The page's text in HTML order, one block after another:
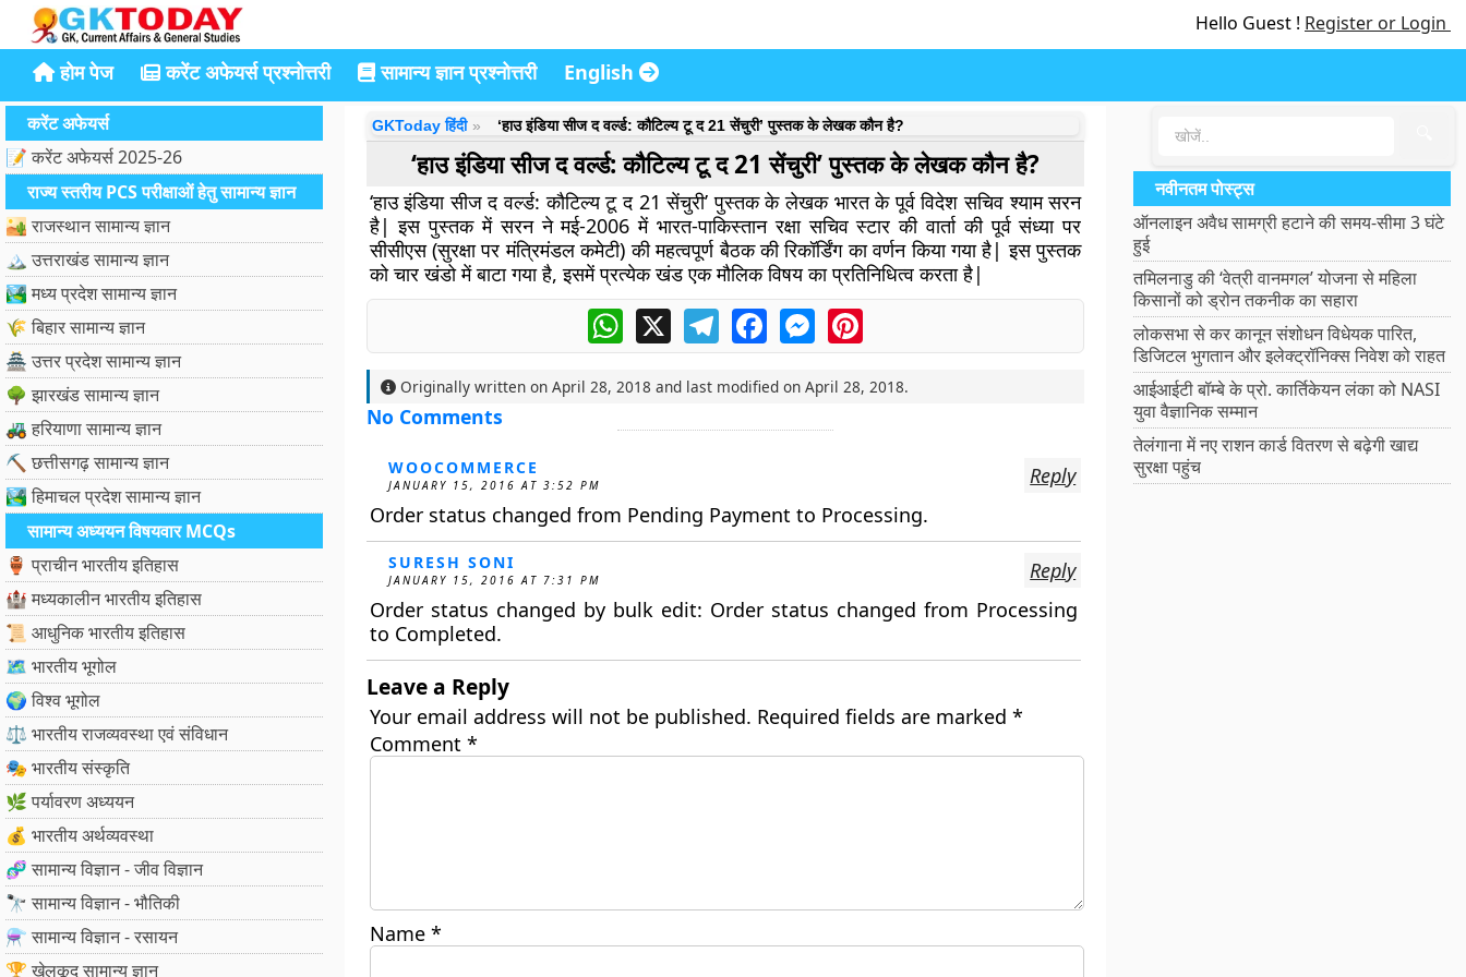
Hello Guest ! Register or Login
होम पेज करेंट अफेयर्स प्रश्नोत्तरी सामान्य ज्ञान प्रश्नोत्तरी English
करेंट अफेयर्स
📝 करेंट अफेयर्स 2025-26
राज्य स्तरीय PCS परीक्षाओं हेतु सामान्य ज्ञान
🏜️ राजस्थान सामान्य ज्ञान
🏔️ उत्तराखंड सामान्य ज्ञान
🏞️ मध्य प्रदेश सामान्य ज्ञान
🌾 बिहार सामान्य ज्ञान
🏯 उत्तर प्रदेश सामान्य ज्ञान
🌳 झारखंड सामान्य ज्ञान
🚜 हरियाणा सामान्य ज्ञान
⛏️ छत्तीसगढ़ सामान्य ज्ञान
🏞️ हिमाचल प्रदेश सामान्य ज्ञान
सामान्य अध्ययन विषयवार MCQs
🏺 प्राचीन भारतीय इतिहास
🏰 मध्यकालीन भारतीय इतिहास
📜 आधुनिक भारतीय इतिहास
🗺️ भारतीय भूगोल
🌍 विश्व भूगोल
⚖️ भारतीय राजव्यवस्था एवं संविधान
🎭 भारतीय संस्कृति
🌿 पर्यावरण अध्ययन
💰 भारतीय अर्थव्यवस्था
🧬 सामान्य विज्ञान - जीव विज्ञान
🔭 सामान्य विज्ञान - भौतिकी
⚗️ सामान्य विज्ञान - रसायन
🏆 खेलकूद सामान्य ज्ञान
GKToday हिंदी ‘हाउ इंडिया सीज द वर्ल्ड: कौटिल्य टू द 21 सेंचुरी’ पुस्तक के लेखक कौन है?
‘हाउ इंडिया सीज द वर्ल्ड: कौटिल्य टू द 21 सेंचुरी’ पुस्तक के लेखक कौन है?
‘हाउ इंडिया सीज द वर्ल्ड: कौटिल्य टू द 21 सेंचुरी’ पुस्तक के लेखक भारत के पूर्व विदेश सचिव श्याम सरन
है| इस पुस्तक में सरन ने मई-2006 में भारत-पाकिस्तान रक्षा सचिव स्टार की वार्ता की पूर्व संध्या पर
सीसीएस (सुरक्षा पर मंत्रिमंडल कमेटी) की महत्वपूर्ण बैठक की रिकॉर्डिंग का वर्णन किया गया है| इस पुस्तक
को चार खंडो में बाटा गया है, इसमें प्रत्येक खंड एक मौलिक विषय का प्रतिनिधित्व करता है|
WhatsApp
X TelegramFacebookMessengerPinterest
Originally written on April 28, 2018 and last modified on April 28, 2018.
No Comments
WOOCOMMERCE
JANUARY 15, 2016 AT 3:52 PM
Order status changed from Pending Payment to Processing.
Reply
SURESH SONI
JANUARY 15, 2016 AT 7:31 PM
Order status changed by bulk edit: Order status changed from Processing
to Completed.
Reply
Leave a Reply
Your email address will not be published. Required fields are marked *
Comment *
Name *
नवीनतम पोस्ट्स
ऑनलाइन अवैध सामग्री हटाने की समय-सीमा 3 घंटे
हुई
तमिलनाडु की ‘वेत्री वानमगल’ योजना से महिला
किसानों को ड्रोन तकनीक का सहारा
लोकसभा से कर कानून संशोधन विधेयक पारित,
डिजिटल भुगतान और इलेक्ट्रॉनिक्स निवेश को राहत
आईआईटी बॉम्बे के प्रो. कार्तिकेयन लंका को NASI
युवा वैज्ञानिक सम्मान
तेलंगाना में नए राशन कार्ड वितरण से बढ़ेगी खाद्य
सुरक्षा पहुंच